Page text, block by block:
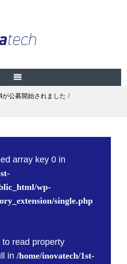
公募開始されました /
array key 0 in
wp-
single.php
to read property
in/home/inovatech/1st-